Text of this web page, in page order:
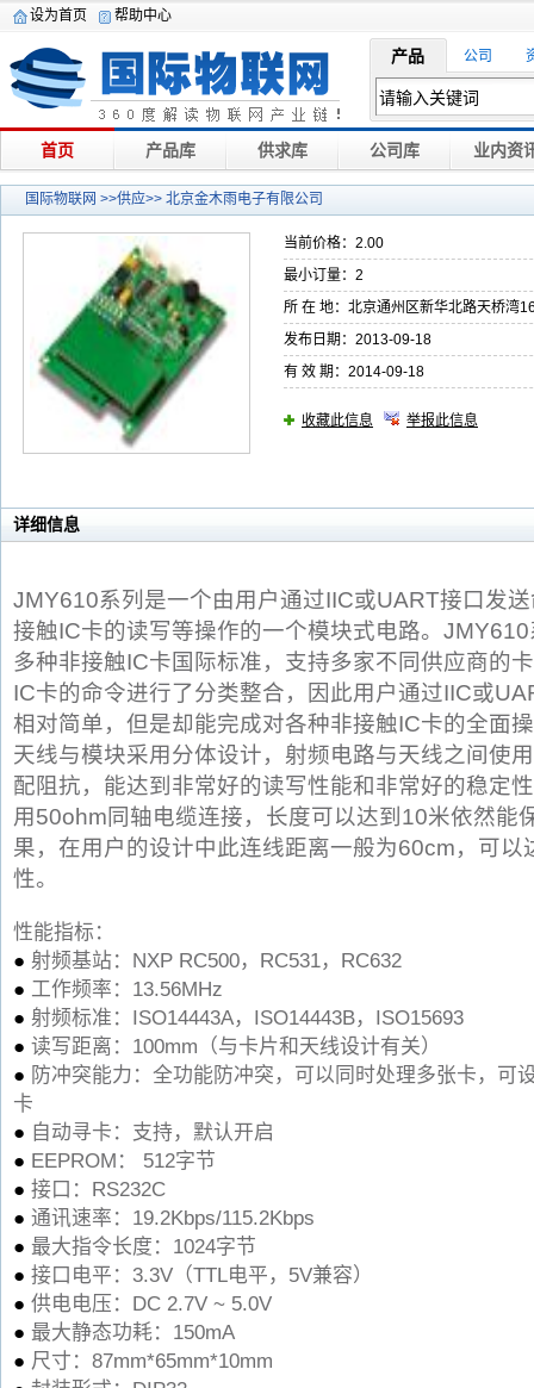
设为首页 帮助中心
产品 公司
首页 产品库 供求库 公司库 业内资
国际物联网 >>供应>> 北京金木雨电子有限公司
当前价格：2.00
最小订量：2
所 在 地：北京通州区新华北路天桥湾
发布日期：2013-09-18
有 效 期：2014-09-18
收藏此信息 举报此信息
详细信息
JMY610系列是一个由用户通过IIC或UART接口发
接触IC卡的读写等操作的一个模块式电路。
多种非接触IC卡国际标准，支持多家不同供应商的
IC卡的命令进行了分类整合，因此用户通过IIC或
相对简单，但是却能完成对各种非接触IC卡的全面
天线与模块采用分体设计，射频电路与天线之间使
配阻抗，能达到非常好的读写性能和非常好的稳定
用50ohm同轴电缆连接，长度可以达到10米依然能
果，在用户的设计中此连线距离一般为60cm，可以
性。
性能指标：
● 射频基站：NXP RC500，RC531，RC632
● 工作频率：13.56MHz
● 射频标准：ISO14443A，ISO14443B，ISO15693
● 读写距离：100mm（与卡片和天线设计有关）
● 防冲突能力：全功能防冲突，可以同时处理多张卡，可
卡
● 自动寻卡：支持，默认开启
● EEPROM： 512字节
● 接口：RS232C
● 通讯速率：19.2Kbps/115.2Kbps
● 最大指令长度：1024字节
● 接口电平：3.3V（TTL电平，5V兼容）
● 供电电压：DC 2.7V ~ 5.0V
● 最大静态功耗：150mA
● 尺寸：87mm*65mm*10mm